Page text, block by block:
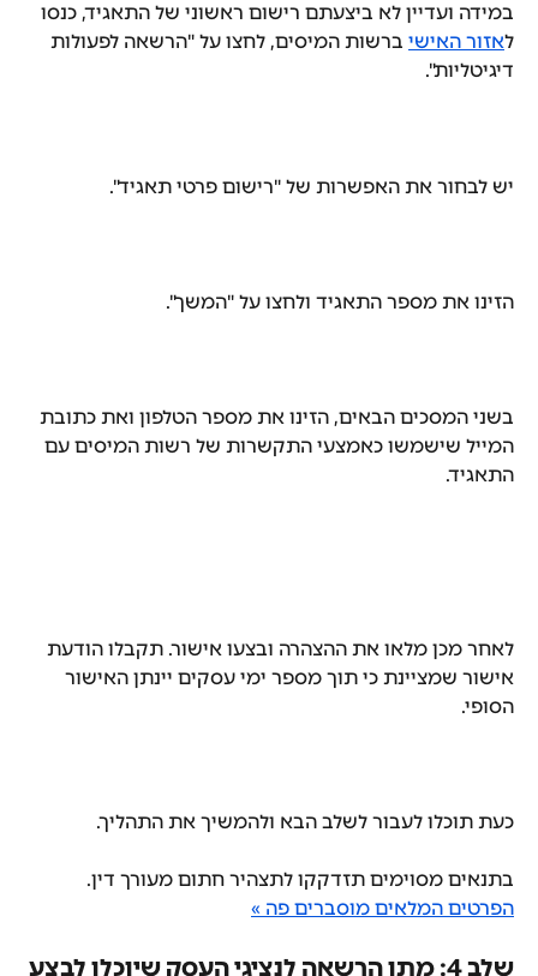
במידה ועדיין לא ביצעתם רישום ראשוני של התאגיד, כנסו
לאזור האישי ברשות המיסים, לחצו על "הרשאה לפעולות
דיגיטליות".
יש לבחור את האפשרות של "רישום פרטי תאגיד".
הזינו את מספר התאגיד ולחצו על "המשך".
בשני המסכים הבאים, הזינו את מספר הטלפון ואת כתובת
המייל שישמשו כאמצעי התקשרות של רשות המיסים עם
התאגיד.
לאחר מכן מלאו את ההצהרה ובצעו אישור. תקבלו הודעת
אישור שמציינת כי תוך מספר ימי עסקים יינתן האישור
הסופי.
כעת תוכלו לעבור לשלב הבא ולהמשיך את התהליך.
בתנאים מסוימים תזדקקו לתצהיר חתום מעורך דין.
הפרטים המלאים מוסברים פה »
שלב 4: מתן הרשאה לנציגי העסק שיוכלו לבצע